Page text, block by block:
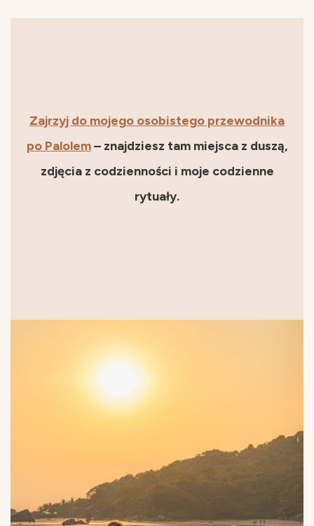
Zajrzyj do mojego osobistego przewodnika
po Palolem– znajdziesz tam miejsca z duszą,
zdjęcia z codzienności i moje codzienne
rytuały.